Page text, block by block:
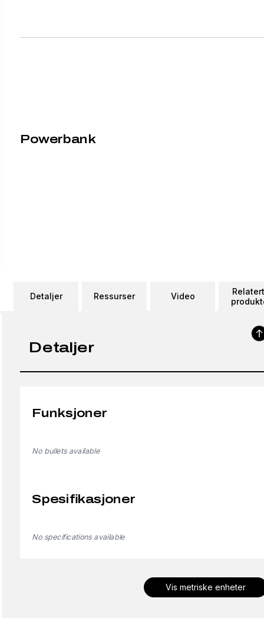
Powerbank
Detaljer Ressurser Video
Detaljer
Funksjoner
No bullets available
Spesifikasjoner
No specifications available
Vis metriske enheter